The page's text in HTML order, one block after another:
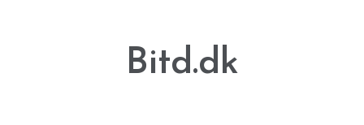
Bitd.dk